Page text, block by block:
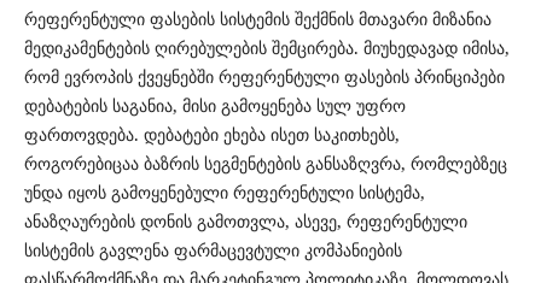
რეფერენტული ფასების სისტემის შექმნის მთავარი მიზანია
მედიკამენტების ღირებულების შემცირება. მიუხედავად იმისა,
რომ ევროპის ქვეყნებში რეფერენტული ფასების პრინციპები
დებატების საგანია, მისი გამოყენება სულ უფრო
ფართოვდება. დებატები ეხება ისეთ საკითხებს,
როგორებიცაა ბაზრის სეგმენტების განსაზღვრა, რომლებზეც
უნდა იყოს გამოყენებული რეფერენტული სისტემა,
ანაზღაურების დონის გამოთვლა, ასევე, რეფერენტული
სისტემის გავლენა ფარმაცევტული კომპანიების